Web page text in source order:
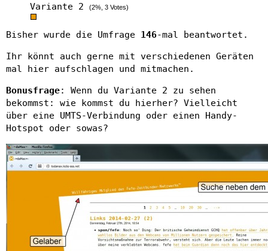
Variante 2 (2%, 3 Votes)
Bisher wurde die Umfrage 146-mal beantwortet.
Ihr könnt auch gerne mit verschiedenen Geräten
mal hier aufschlagen und mitmachen.
Bonusfrage: Wenn du Variante 2 zu sehen
bekommst: wie kommst du hierher? Vielleicht
über eine UMTS-Verbindung oder einen Handy-
Hotspot oder sowas?